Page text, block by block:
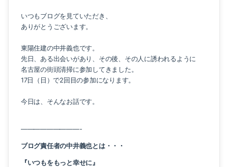
いつもブログを見ていただき、
ありがとうございます。
東陽住建の中井義也です。
先日、ある出会いがあり、その後、その人に誘われるように
名古屋の街頭清掃に参加してきました。
17日（日）で2回目の参加になります。
今日は、そんなお話です。
—————————-
ブログ責任者の中井義也とは・・・
『いつもをもっと幸せに』